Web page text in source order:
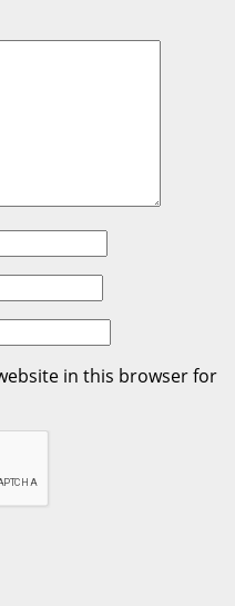
in this browser for